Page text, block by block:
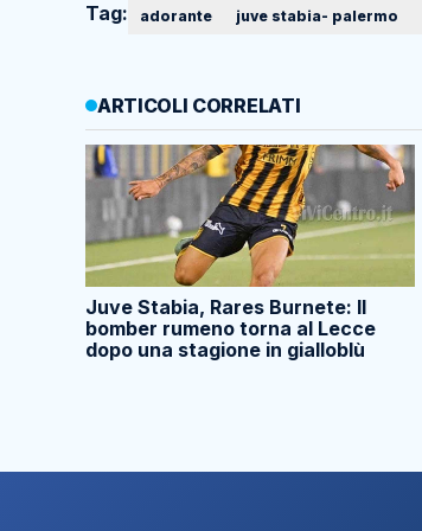
Tag: adorante juve stabia- palermo
ARTICOLI CORRELATI
Juve Stabia, Rares Burnete: Il
bomber rumeno torna al Lecce
dopo una stagione in gialloblù